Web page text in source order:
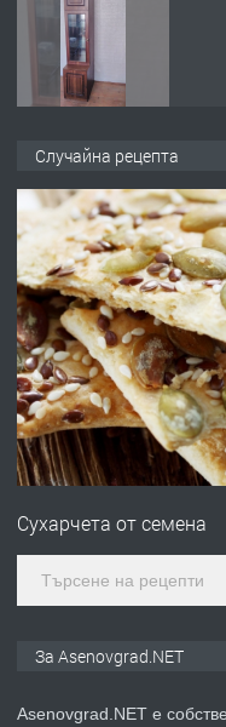
ПРЕДЛАГА
със
ПРЕДЛАГА
Случайна рецепта
Сухарчета от семена
За Asenovgrad.NET
Asenovgrad.NET е